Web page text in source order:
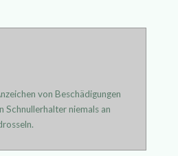
von Beschädigungen
Schnullerhalter niemals an